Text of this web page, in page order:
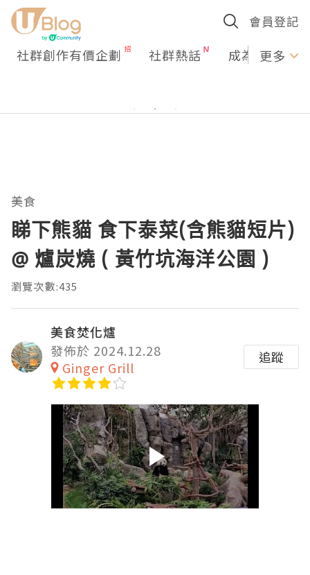
會員登記
社群創作有價企劃 社群熱話 成為U更多
美食
睇下熊貓 食下泰菜(含熊貓短片)
@ 爐炭燒 ( 黃竹坑海洋公園 )
瀏覽次數:435
美食焚化爐
發佈於 2024.12.28
Ginger Grill
追蹤